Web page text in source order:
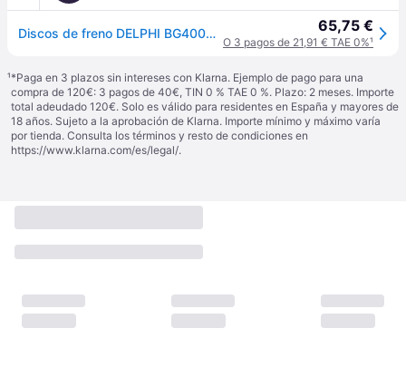
Discos de freno DELPHI BG4000 delantero, ventilado , 2 Pieza 65,75 €
O 3 pagos de 21,91 € TAE 0%¹
¹*Paga en 3 plazos sin intereses con Klarna. Ejemplo de pago para una
compra de 120€: 3 pagos de 40€, TIN 0 % TAE 0 %. Plazo: 2 meses. Importe
total adeudado 120€. Solo es válido para residentes en España y mayores de
18 años. Sujeto a la aprobación de Klarna. Importe mínimo y máximo varía
por tienda. Consulta los términos y resto de condiciones en
https://www.klarna.com/es/legal/.